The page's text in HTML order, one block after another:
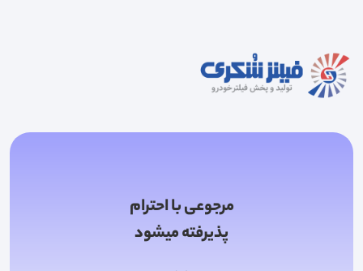
مرجوعی با احترام
پذیرفته میشود